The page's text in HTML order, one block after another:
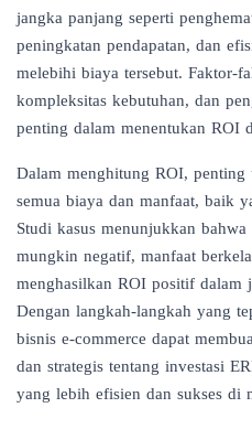
jangka panjang seperti
peningkatan pendapatan, dan
melebihi biaya tersebut. Faktor-
kompleksitas kebutuhan, dan
penting dalam menentukan ROI
Dalam menghitung ROI, penting
semua biaya dan manfaat, baik
Studi kasus menunjukkan
mungkin negatif, manfaat
menghasilkan ROI positif dalam
Dengan langkah-langkah yang
bisnis e-commerce dapat
dan strategis tentang investasi
yang lebih efisien dan sukses di